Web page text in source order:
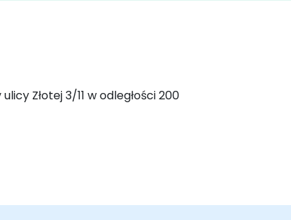
Złotej 3/11 w odległości 200